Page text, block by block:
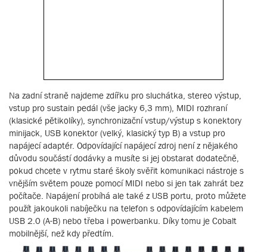
Na zadní straně najdeme zdířku pro sluchátka, stereo výstup,
vstup pro sustain pedál (vše jacky 6,3 mm), MIDI rozhraní
(klasické pětikolíky), synchronizační vstup/výstup s konektory
minijack, USB konektor (velký, klasický typ B) a vstup pro
napájecí adaptér. Odpovídající napájecí zdroj není z nějakého
důvodu součástí dodávky a musíte si jej obstarat dodatečně,
pokud chcete v rytmu staré školy svěřit komunikaci nástroje s
vnějším světem pouze pomocí MIDI nebo si jen tak zahrát bez
počítače. Napájení probíhá ale také z USB portu, proto můžete
použít jakoukoli nabíječku na telefon s odpovídajícím kabelem
USB 2.0 (A-B) nebo třeba i powerbanku. Díky tomu je Cobalt
mobilnější, než kdy předtím.